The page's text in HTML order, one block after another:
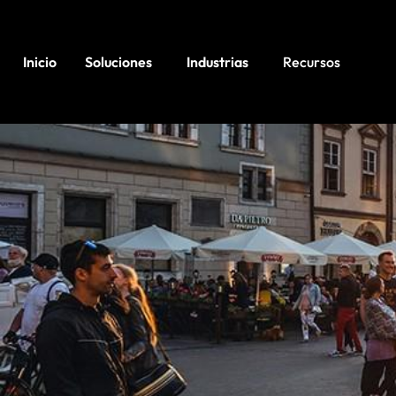
Inicio Soluciones Industrias Recursos